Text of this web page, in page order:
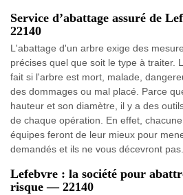
Service d’abattage assuré de
22140
L'abattage d'un arbre exige des
précises quel que soit le type à traiter.
fait si l'arbre est mort, malade,
des dommages ou mal placé. Parce
hauteur et son diamètre, il y a des
de chaque opération. En effet,
équipes feront de leur mieux pour
demandés et ils ne vous décevront pas.
Lefebvre : la société pour
risque — 22140